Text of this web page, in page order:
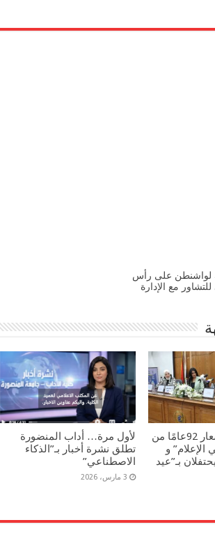
لواشنطن على رأس
مع الإدارة
بالصور| تحت شعار 92عامًا من
و
بـ”عيد
لأول مرة… أداب المنضورة
تطلق نشرة أخبار بـ”الذكاء
الاصطناعي”
3 مارس، 2026